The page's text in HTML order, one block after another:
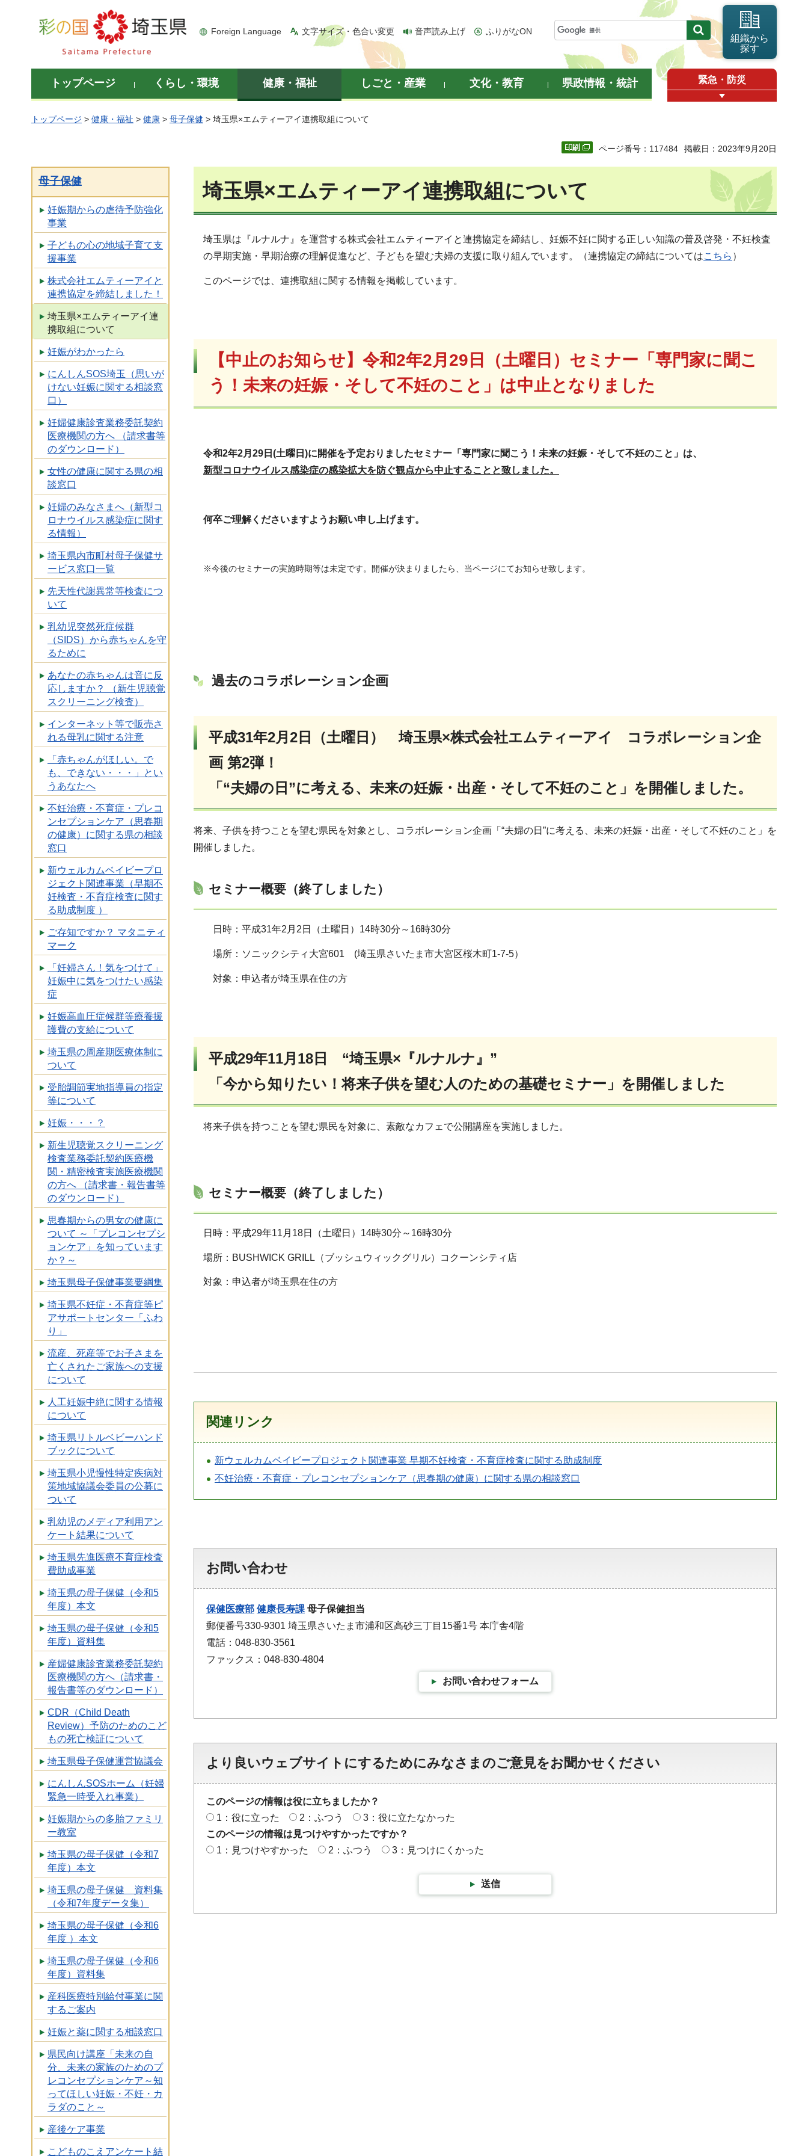
彩の国 埼玉県
Foreign Language 文字サイズ・色合い変更 音声読み上げ ふりがなON
組織から
探す
トップページ くらし・環境 健康・福祉 しごと・産業 文化・教育 県政情報・統計 緊急・防災
トップページ > 健康・福祉 > 健康 > 母子保健 > 埼玉県×エムティーアイ連携取組について
ページ番号：117484 掲載日：2023年9月20日
母子保健
妊娠期からの虐待予防強化
事業
子どもの心の地域子育て支
援事業
株式会社エムティーアイと
連携協定を締結しました！
埼玉県×エムティーアイ連
携取組について
妊娠がわかったら
にんしんSOS埼玉（思いが
けない妊娠に関する相談窓
口）
妊婦健康診査業務委託契約
医療機関の方へ （請求書等
のダウンロード）
女性の健康に関する県の相
談窓口
妊婦のみなさまへ（新型コ
ロナウイルス感染症に関す
る情報）
埼玉県内市町村母子保健サ
ービス窓口一覧
先天性代謝異常等検査につ
いて
乳幼児突然死症候群
（SIDS）から赤ちゃんを守
るために
あなたの赤ちゃんは音に反
応しますか？ （新生児聴覚
スクリーニング検査）
インターネット等で販売さ
れる母乳に関する注意
「赤ちゃんがほしい。で
も、できない・・・」とい
うあなたへ
不妊治療・不育症・プレコ
ンセプションケア（思春期
の健康）に関する県の相談
窓口
新ウェルカムベイビープロ
ジェクト関連事業（早期不
妊検査・不育症検査に関す
る助成制度 ）
ご存知ですか？ マタニティ
マーク
「妊婦さん！気をつけて」
妊娠中に気をつけたい感染
症
妊娠高血圧症候群等療養援
護費の支給について
埼玉県の周産期医療体制に
ついて
受胎調節実地指導員の指定
等について
妊娠・・・？
新生児聴覚スクリーニング
検査業務委託契約医療機
関・精密検査実施医療機関
の方へ （請求書・報告書等
のダウンロード）
思春期からの男女の健康に
ついて ～「プレコンセプシ
ョンケア」を知っています
か？～
埼玉県母子保健事業要綱集
埼玉県不妊症・不育症等ピ
アサポートセンター「ふわ
り」
流産、死産等でお子さまを
亡くされたご家族への支援
について
人工妊娠中絶に関する情報
について
埼玉県リトルベビーハンド
ブックについて
埼玉県小児慢性特定疾病対
策地域協議会委員の公募に
ついて
乳幼児のメディア利用アン
ケート結果について
埼玉県先進医療不育症検査
費助成事業
埼玉県の母子保健（令和5
年度）本文
埼玉県の母子保健（令和5
年度）資料集
産婦健康診査業務委託契約
医療機関の方へ（請求書・
報告書等のダウンロード）
CDR（Child Death
Review）予防のためのこど
もの死亡検証について
埼玉県母子保健運営協議会
にんしんSOSホーム（妊婦
緊急一時受入れ事業）
妊娠期からの多胎ファミリ
ー教室
埼玉県の母子保健（令和7
年度）本文
埼玉県の母子保健 資料集
（令和7年度データ集）
埼玉県の母子保健（令和6
年度 ）本文
埼玉県の母子保健（令和6
年度）資料集
産科医療特別給付事業に関
するご案内
妊娠と薬に関する相談窓口
県民向け講座「未来の自
分、未来の家族のためのプ
レコンセプションケア～知
ってほしい妊娠・不妊・カ
ラダのこと～
産後ケア事業
こどものこえアンケート結
埼玉県×エムティーアイ連携取組について
埼玉県は『ルナルナ』を運営する株式会社エムティーアイと連携協定を締結し、妊娠不妊に関する正しい知識の普及啓発・不妊検査
の早期実施・早期治療の理解促進など、子どもを望む夫婦の支援に取り組んでいます。（連携協定の締結についてはこちら ）
このページでは、連携取組に関する情報を掲載しています。
【中止のお知らせ】 令和2年2月29日（土曜日）セミナー「専門家に聞こ
う！未来の妊娠・そして不妊のこと」は中止となりました
令和2年2月29日(土曜日)に開催を予定おりましたセミナー「専門家に聞こう！未来の妊娠・そして不妊のこと」は、
新型コロナウイルス感染症の感染拡大を防ぐ観点から中止することと致しました。
何卒ご理解くださいますようお願い申し上げます。
※今後のセミナーの実施時期等は未定です。開催が決まりましたら、当ページにてお知らせ致します。
過去のコラボレーション企画
平成31年2月2日（土曜日） 埼玉県×株式会社エムティーアイ コラボレーション企
画 第2弾！
「“夫婦の日”に考える、未来の妊娠・出産・そして不妊のこと」を開催しました。
将来、子供を持つことを望む県民を対象とし、コラボレーション企画「“夫婦の日”に考える、未来の妊娠・出産・そして不妊のこと」を
開催しました。
セミナー概要（終了しました）
日時：平成31年2月2日（土曜日）14時30分～16時30分
場所：ソニックシティ大宮601 (埼玉県さいたま市大宮区桜木町1-7-5）
対象：申込者が埼玉県在住の方
平成29年11月18日 “埼玉県×『ルナルナ』”
「今から知りたい！将来子供を望む人のための基礎セミナー」を開催しました
将来子供を持つことを望む県民を対象に、素敵なカフェで公開講座を実施しました。
セミナー概要（終了しました）
日時：平成29年11月18日（土曜日）14時30分～16時30分
場所：BUSHWICK GRILL（ブッシュウィックグリル）コクーンシティ店
対象：申込者が埼玉県在住の方
関連リンク
新ウェルカムベイビープロジェクト関連事業 早期不妊検査・不育症検査に関する助成制度
不妊治療・不育症・プレコンセプションケア（思春期の健康）に関する県の相談窓口
お問い合わせ
保健医療部 健康長寿課 母子保健担当
郵便番号330-9301 埼玉県さいたま市浦和区高砂三丁目15番1号 本庁舎4階
電話：048-830-3561
ファックス：048-830-4804
お問い合わせフォーム
より良いウェブサイトにするためにみなさまのご意見をお聞かせください
このページの情報は役に立ちましたか？
1：役に立った
2：ふつう
3：役に立たなかった
このページの情報は見つけやすかったですか？
1：見つけやすかった
2：ふつう 3：見つけにくかった
送信